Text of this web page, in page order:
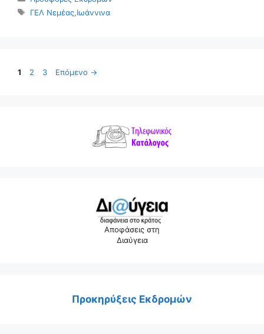
Ετικέτες
ΓΕΛ Νεμέας,Ιωάννινα
Σελίδα
1 Σελίδα
2 Σελίδα
3 Επόμενο →
Αποφάσεις στη
Διαύγεια
Προκηρύξεις Εκδρομών